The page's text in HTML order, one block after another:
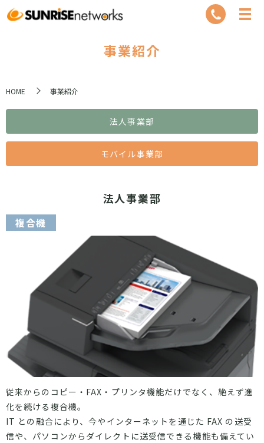
事業紹介
HOME 事業紹介
法人事業部
モバイル事業部
法人事業部
複合機
従来からのコピー・FAX・プリンタ機能だけでなく、絶えず進
化を続ける複合機。
IT との融合により、今やインターネットを通じた FAX の送受
信や、パソコンからダイレクトに送受信できる機能も備えてい